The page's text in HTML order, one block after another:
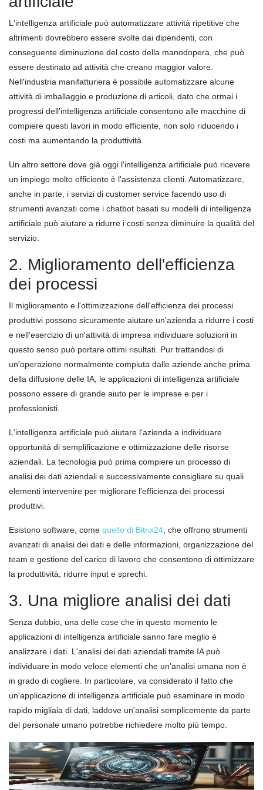
L'intelligenza artificiale può automatizzare attività ripetitive che
altrimenti dovrebbero essere svolte dai dipendenti, con
conseguente diminuzione del costo della manodopera, che può
essere destinato ad attività che creano maggior valore.
Nell'industria manifatturiera è possibile automatizzare alcune
attività di imballaggio e produzione di articoli, dato che ormai i
progressi dell'intelligenza artificiale consentono alle macchine di
compiere questi lavori in modo efficiente, non solo riducendo i
costi ma aumentando la produttività.
Un altro settore dove già oggi l'intelligenza artificiale può ricevere
un impiego molto efficiente è l'assistenza clienti. Automatizzare,
anche in parte, i servizi di customer service facendo uso di
strumenti avanzati come i chatbot basati su modelli di intelligenza
artificiale può aiutare a ridurre i costi senza diminuire la qualità del
servizio.
2. Miglioramento dell'efficienza
dei processi
Il miglioramento e l'ottimizzazione dell'efficienza dei processi
produttivi possono sicuramente aiutare un'azienda a ridurre i costi
e nell'esercizio di un'attività di impresa individuare soluzioni in
questo senso può portare ottimi risultati. Pur trattandosi di
un'operazione normalmente compiuta dalle aziende anche prima
della diffusione delle IA, le applicazioni di intelligenza artificiale
possono essere di grande aiuto per le imprese e per i
professionisti.
L'intelligenza artificiale può aiutare l'azienda a individuare
opportunità di semplificazione e ottimizzazione delle risorse
aziendali. La tecnologia può prima compiere un processo di
analisi dei dati aziendali e successivamente consigliare su quali
elementi intervenire per migliorare l'efficienza dei processi
produttivi.
Esistono software, come quello di Bitrix24 , che offrono strumenti
avanzati di analisi dei dati e delle informazioni, organizzazione del
team e gestione del carico di lavoro che consentono di ottimizzare
la produttività, ridurre input e sprechi.
3. Una migliore analisi dei dati
Senza dubbio, una delle cose che in questo momento le
applicazioni di intelligenza artificiale sanno fare meglio è
analizzare i dati. L'analisi dei dati aziendali tramite IA può
individuare in modo veloce elementi che un'analisi umana non è
in grado di cogliere. In particolare, va considerato il fatto che
un'applicazione di intelligenza artificiale può esaminare in modo
rapido migliaia di dati, laddove un'analisi semplicemente da parte
del personale umano potrebbe richiedere molto più tempo.